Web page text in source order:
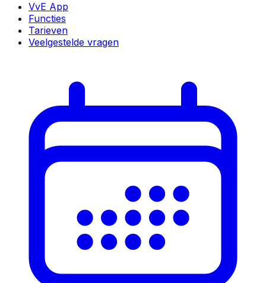
VvE App
Functies
Tarieven
Veelgestelde vragen